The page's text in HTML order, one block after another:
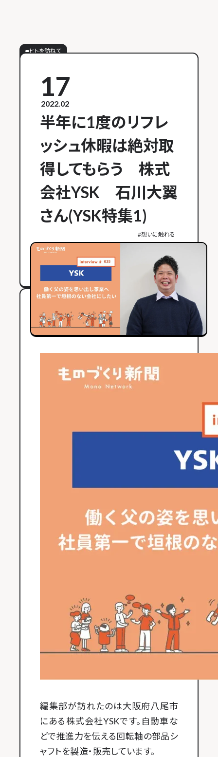
ヒトを訪ねて
17
2022.02
半年に1度のリフレ
ッシュ休暇は絶対取
得してもらう 株式
会社YSK 石川大翼
さん(YSK特集1)
#想いに触れる
2022年02月17日
編集部が訪れたのは大阪府八尾市
にある株式会社YSKです。自動車な
どで推進力を伝える回転軸の部品シ
ャフトを製造・販売しています。